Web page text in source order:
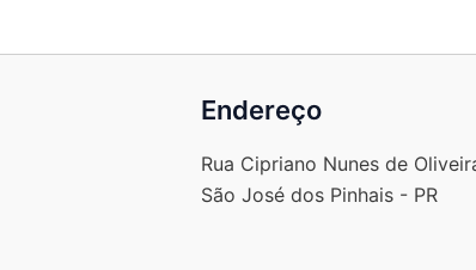
Endereço
Rua Cipriano Nunes de
São José dos Pinhais - PR